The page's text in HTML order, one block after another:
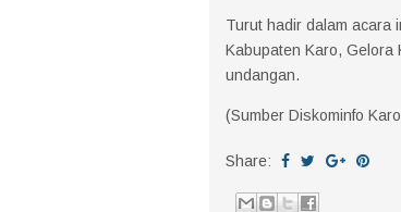
Turut hadir dalam acara
Kabupaten Karo, Gelora
undangan.
(Sumber Diskominfo
Share: